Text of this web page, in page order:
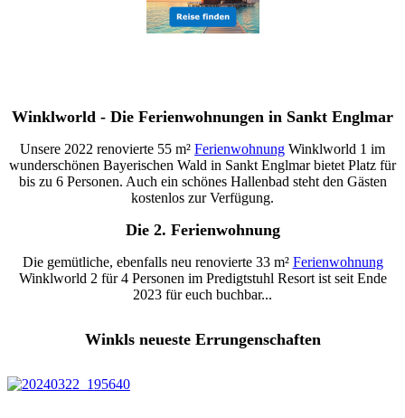
Winklworld - Die Ferienwohnungen in Sankt Englmar
Unsere 2022 renovierte 55 m² Ferienwohnung Winklworld 1 im
wunderschönen Bayerischen Wald in Sankt Englmar bietet Platz für
bis zu 6 Personen. Auch ein schönes Hallenbad steht den Gästen
kostenlos zur Verfügung.
Die 2. Ferienwohnung
Die gemütliche, ebenfalls neu renovierte 33 m² Ferienwohnung
Winklworld 2 für 4 Personen im Predigtstuhl Resort ist seit Ende
2023 für euch buchbar...
Winkls neueste Errungenschaften